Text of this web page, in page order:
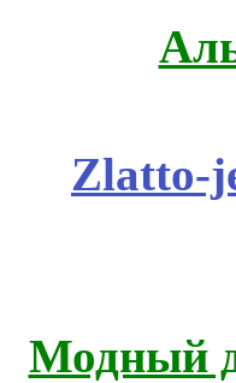
Zlatto-
Модный